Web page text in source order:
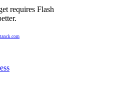
requires Flash